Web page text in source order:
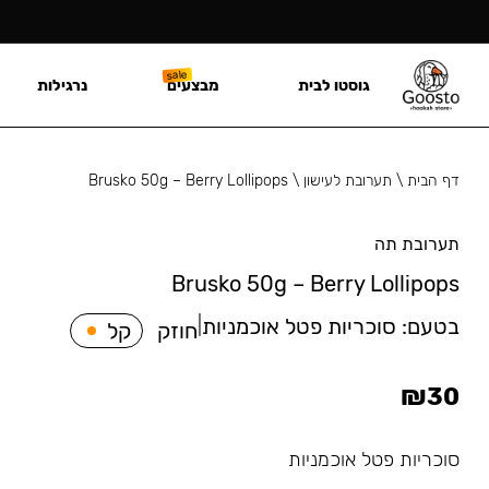
דף הבית\ תערובת לעישון \
Brusko 50g – Berry Lollipops
תערובת תה
Brusko 50g – Berry Lollipops
בטעם: סוכריות פטל אוכמניות חוזק קל
₪30
סוכריות פטל אוכמניות
גוסטו לבית מבצעים נרגילות